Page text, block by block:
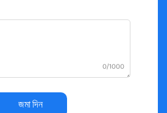
0/1000
জমা দিন